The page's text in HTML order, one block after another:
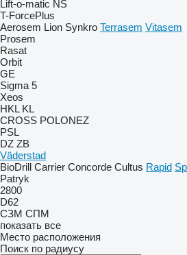
Lift-o-matic NS
T-ForcePlus
Aerosem Lion Synkro Terrasem Vitasem
Prosem
Rasat
Orbit
GE
Sigma 5
Xeos
HKL KL
CROSS POLONEZ
PSL
DZ ZB
Väderstad
BioDrill Carrier Concorde Cultus Rapid
Patryk
2800
D62
СЗМ СПМ
показать все
Место расположения
Поиск по радиусу